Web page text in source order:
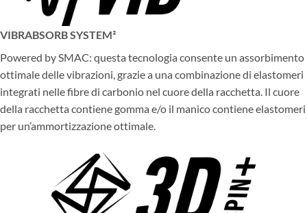
VIBRABSORB SYSTEM²
Powered by SMAC: questa tecnologia consente un assorbimento
ottimale delle vibrazioni, grazie a una combinazione di elastomeri
integrati nelle fibre di carbonio nel cuore della racchetta. Il cuore
della racchetta contiene gomma e/o il manico contiene elastomeri
per un’ammortizzazione ottimale.